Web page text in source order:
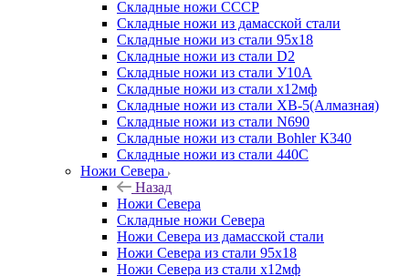
Cкладные ножи СССР
Складные ножи из дамасской стали
Складные ножи из стали 95х18
Складные ножи из стали D2
Складные ножи из стали У10А
Складные ножи из стали х12мф
Складные ножи из стали ХВ-5(Алмазная)
Складные ножи из стали N690
Складные ножи из стали Bohler К340
Складные ножи из стали 440С
Ножи Севера
Назад
Ножи Севера
Складные ножи Севера
Ножи Севера из дамасской стали
Ножи Севера из стали 95х18
Ножи Севера из стали х12мф